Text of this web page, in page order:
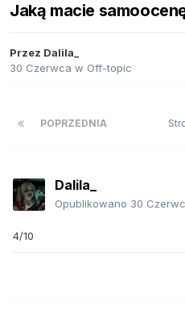
Jaką macie
Przez Dalila_
30 Czerwca w Off-topic
POPRZEDNIA
Dalila_
Opublikowano 30
4/10